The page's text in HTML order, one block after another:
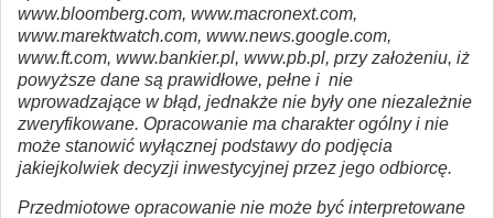
www.bloomberg.com, www.macronext.com,
www.marektwatch.com, www.news.google.com,
www.ft.com, www.bankier.pl, www.pb.pl, przy założeniu, iż
powyższe dane są prawidłowe, pełne i nie
wprowadzające w błąd, jednakże nie były one niezależnie
zweryfikowane. Opracowanie ma charakter ogólny i nie
może stanowić wyłącznej podstawy do podjęcia
jakiejkolwiek decyzji inwestycyjnej przez jego odbiorcę.
Przedmiotowe opracowanie nie może być interpretowane